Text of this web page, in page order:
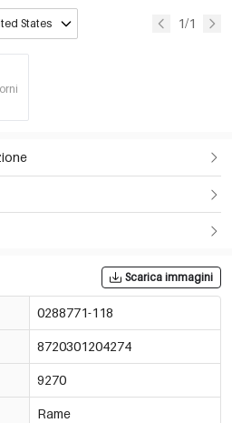
States 1/1
Scarica immagini
0288771-118
8720301204274
9270
Rame